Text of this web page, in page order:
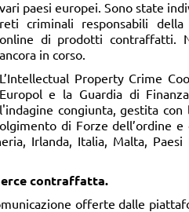
vari paesi europei. Sono state
reti criminali responsabili
online di prodotti contraffatti.
ancora in corso.
L’Intellectual Property Crime
Europol e la Guardia di
l'indagine congiunta, gestita
di Forze dell’ordine
Irlanda, Italia, Malta, Paesi
contraffatta.
offerte dalle